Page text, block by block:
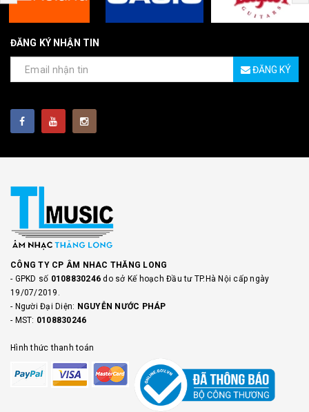
ĐĂNG KÝ NHẬN TIN
ĐĂNG KÝ
CÔNG TY CP ÂM NHAC THĂNG LONG
- GPKD số 0108830246do sở Kế hoạch Đầu tư TP.Hà Nội cấp ngày
19/07/2019.
- Người Đại Diện: NGUYỄN NƯỚC PHÁP
- MST: 0108830246
Hình thức thanh toán